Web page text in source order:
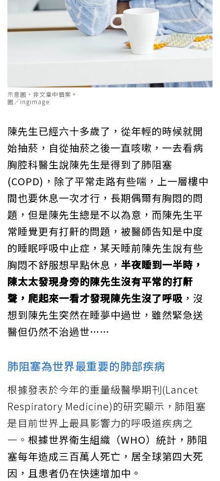
示意圖，非文章中個案。
圖／ingimage
陳先生已經六十多歲了，從年輕的時候就開
始抽菸，自從抽菸之後一直咳嗽，一去看病
胸腔科醫生說陳先生是得到了肺阻塞
(COPD)，除了平常走路有些喘，上一層樓中
間也要休息一次才行，長期偶爾有胸悶的問
題，但是陳先生總是不以為意，而陳先生平
常睡覺更有打鼾的問題，被醫師告知是中度
的睡眠呼吸中止症，某天睡前陳先生說有些
胸悶不舒服想早點休息， 半夜睡到一半時，
陳太太發現身旁的陳先生沒有平常的打鼾
聲，爬起來一看才發現陳先生沒了呼吸 ，沒
想到陳先生突然在睡夢中過世，雖然緊急送
醫但仍然不治過世……
肺阻塞為世界最重要的肺部疾病
根據發表於今年的重量級醫學期刊(Lancet
Respiratory Medicine)的研究顯示，肺阻塞
是目前世界上最具影響力的呼吸道疾病之
一。 根據世界衛生組織（WHO）統計，肺阻
塞每年造成三百萬人死亡，居全球第四大死
因，且患者仍在快速增加中。